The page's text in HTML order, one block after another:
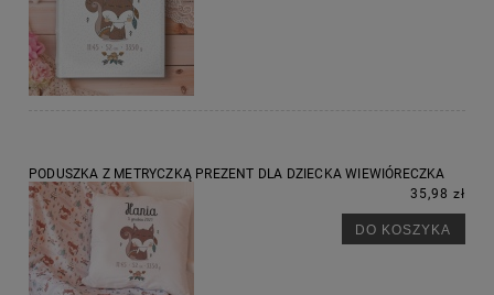
PODUSZKA Z METRYCZKĄ PREZENT DLA DZIECKA WIEWIÓRECZKA
35,98 zł
DO KOSZYKA